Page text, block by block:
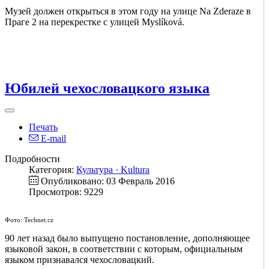
Музей должен открыться в этом году на улице Na Zderaze в
Праге 2 на перекрестке с улицей Myslíková.
Юбилей чехословацкого языка
Печать
E-mail
Подробности
Категория: Культура · Kultura
Опубликовано: 03 Февраль 2016
Просмотров: 9229
Фото: Technet.cz
90 лет назад было выпущено постановление, дополняющее
языковой закон, в соответствии с которым, официальным
языком признавался чехословацкий.